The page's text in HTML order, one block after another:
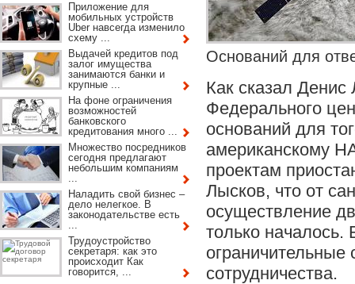
Оснований для
Как сказал Денис
Федерального
оснований для
американскому
проектам
Лысков, что от
осуществление
только
ограничительные
сотрудничества.
Приложение для
мобильных устройств
Uber навсегда изменило
схему ...
Выдачей кредитов под
залог имущества
занимаются банки и
крупные ...
На фоне ограничения
возможностей
банковского
кредитования много ...
Множество посредников
сегодня предлагают
небольшим компаниям
...
Наладить свой бизнес –
дело нелегкое. В
законодательстве есть
...
Трудоустройство
секретаря: как это
происходит Как
говорится, ...